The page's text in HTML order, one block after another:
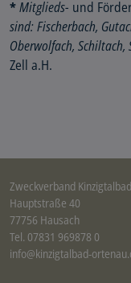
*Mitglieds- und
sind:Fischerbach,
Oberwolfach, Schiltach,
Zell a.H.
Zweckverband Kinzigtalbad
Hauptstraße 40
77756 Hausach
Tel. 07831 969878 0
info@kinzigtalbad-